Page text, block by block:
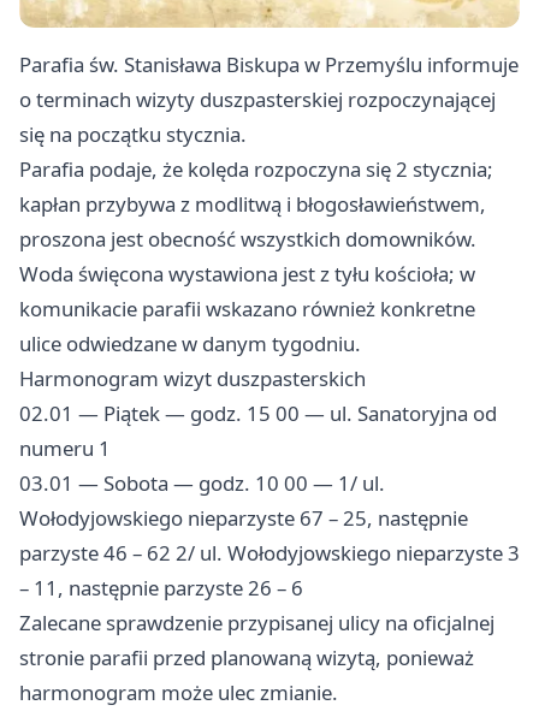
Parafia św. Stanisława Biskupa w Przemyślu informuje
o terminach wizyty duszpasterskiej rozpoczynającej
się na początku stycznia.
Parafia podaje, że kolęda rozpoczyna się 2 stycznia;
kapłan przybywa z modlitwą i błogosławieństwem,
proszona jest obecność wszystkich domowników.
Woda święcona wystawiona jest z tyłu kościoła; w
komunikacie parafii wskazano również konkretne
ulice odwiedzane w danym tygodniu.
Harmonogram wizyt duszpasterskich
02.01 — Piątek — godz. 15 00 — ul. Sanatoryjna od
numeru 1
03.01 — Sobota — godz. 10 00 — 1/ ul.
Wołodyjowskiego nieparzyste 67 – 25, następnie
parzyste 46 – 62 2/ ul. Wołodyjowskiego nieparzyste 3
– 11, następnie parzyste 26 – 6
Zalecane sprawdzenie przypisanej ulicy na oficjalnej
stronie parafii przed planowaną wizytą, ponieważ
harmonogram może ulec zmianie.